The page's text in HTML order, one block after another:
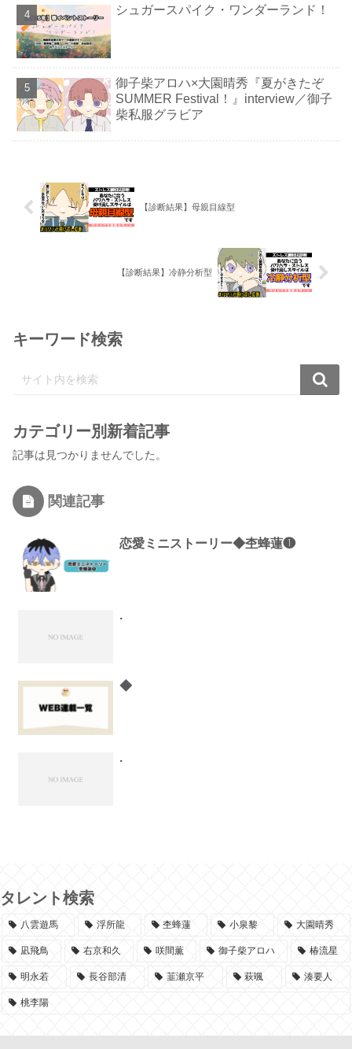
シュガースパイク・ワンダーランド！
御子柴アロハ×大園晴秀『夏がきたぞ
SUMMER Festival！』interview／御子
柴私服グラビア
【診断結果】母親目線型
【診断結果】冷静分析型
キーワード検索
カテゴリー別新着記事
記事は見つかりませんでした。
関連記事
恋愛ミニストーリー◆杢蜂蓮❶
.
◆
.
タレント検索
八雲遊馬 浮所龍 杢蜂蓮 小泉黎 大園晴秀
凪飛鳥 右京和久 咲間薫 御子柴アロハ 椿流星
明永若 長谷部清 韮瀬京平 萩颯 湊要人
桃李陽